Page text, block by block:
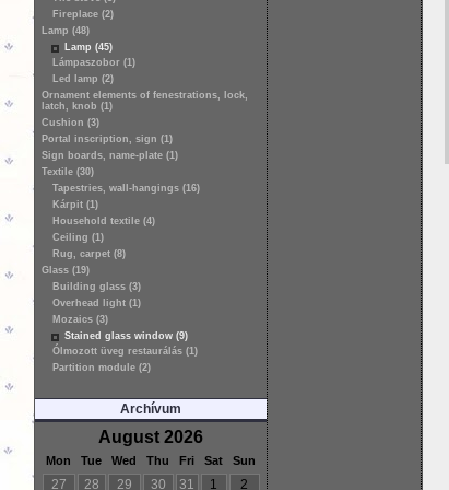
Fireplace (2)
Lamp (48)
Lamp (45)
Lámpaszobor (1)
Led lamp (2)
Ornament elements of fenestrations, lock,
latch, knob (1)
Cushion (3)
Portal inscription, sign (1)
Sign boards, name-plate (1)
Textile (30)
Tapestries, wall-hangings (16)
Kárpit (1)
Household textile (4)
Ceiling (1)
Rug, carpet (8)
Glass (19)
Building glass (3)
Overhead light (1)
Mozaics (3)
Stained glass window (9)
Ólmozott üveg restaurálás (1)
Partition module (2)
Archívum
August 2026
Mon Tue Wed Thu Fri Sat Sun
27 28 29 30 31 1 2